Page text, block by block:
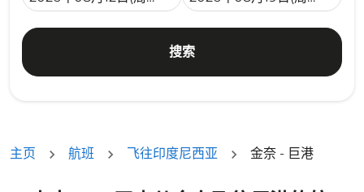
搜索
主页 航班 飞往印度尼西亚 金奈 - 巨港